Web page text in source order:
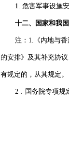
1. 危害军事设施
十二、国家和我
注： 1. 《内地与
的安排》及其补充协
有规定的，从其规定。
2．国务院专项规